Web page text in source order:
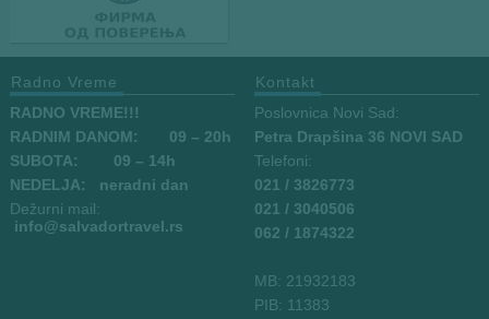
Radno Vreme
RADNO VREME!!!
RADNIM DANOM:
09 – 20h
SUBOTA: 09 – 14h
NEDELJA: neradni dan
Dežurni mail:
info@salvadortravel.rs
Kontakt
Poslovnica Novi Sad:
Petra Drapšina 36 NOVI SAD
Telefoni:
021 / 3826773
021 / 3040506
062 / 1874322
MB: 21932183
PIB: 11383